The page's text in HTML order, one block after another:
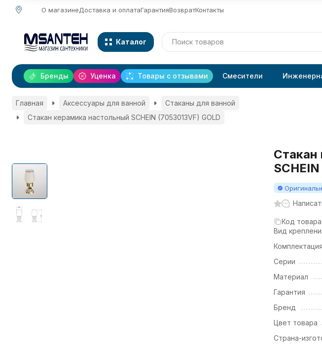
О магазинеДоставка и оплатаГарантияВозвратКонтакты
Каталог
Уценка Товары с отзывами
Бренды Смесители
Главная Аксессуары для ванной
Стаканы для ванной
Стакан керамика настольный SCHEIN (7053013VF) GOLD
Стакан
Код товара:
Вид
Комплектация
Серии
Материал
Гарантия
Бренд
Цвет товара
Страна-